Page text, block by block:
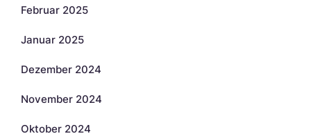
Februar 2025
Januar 2025
Dezember 2024
November 2024
Oktober 2024